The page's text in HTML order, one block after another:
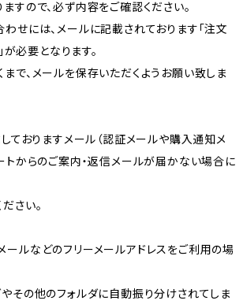
すので、必ず内容をご確認ください。
せには、メールに記載されております「注文
が必要となります。
で、メールを保存いただくようお願い致しま
ておりますメール（認証メールや購入通知メ
トからのご案内・返信メールが届かない場合に
さい。
ルなどのフリーメールアドレスをご利用の場
その他のフォルダに自動振り分けされてしま